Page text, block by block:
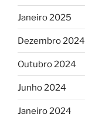
Janeiro 2025
Dezembro 2024
Outubro 2024
Junho 2024
Janeiro 2024